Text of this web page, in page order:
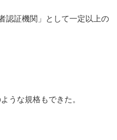
認証機関」として一定以上の
うな規格もできた。